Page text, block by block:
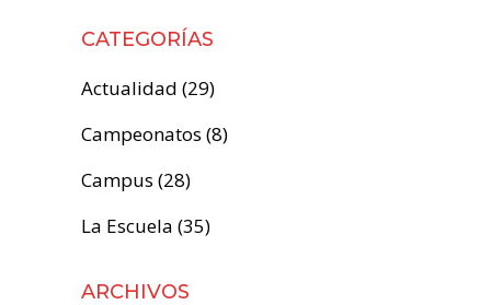
CATEGORÍAS
Actualidad (29)
Campeonatos (8)
Campus (28)
La Escuela (35)
ARCHIVOS